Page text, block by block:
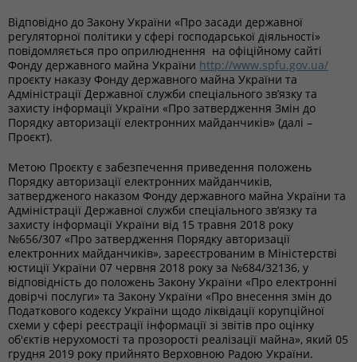
Відповідно до Закону України «Про засади державної
регуляторної політики у сфері господарської діяльності»
повідомляється про оприлюднення на офіційному сайті
Фонду державного майна України http://www.spfu.gov.ua/
проєкту наказу Фонду державного майна України та
Адміністрації Державної служби спеціального зв’язку та
захисту інформації України «Про затвердження Змін до
Порядку авторизації електронних майданчиків» (далі –
Проєкт).
Метою Проєкту є забезпечення приведення положень
Порядку авторизації електронних майданчиків,
затвердженого наказом Фонду державного майна України та
Адміністрації Державної служби спеціального зв’язку та
захисту інформації України від 15 травня 2018 року
№656/307 «Про затвердження Порядку авторизації
електронних майданчиків», зареєстрованим в Міністерстві
юстиції України 07 червня 2018 року за №684/32136, у
відповідність до положень Закону України «Про електронні
довірчі послуги» та Закону України «Про внесення змін до
Податкового кодексу України щодо ліквідації корупційної
схеми у сфері реєстрації інформації зі звітів про оцінку
об'єктів нерухомості та прозорості реалізації майна», який 05
грудня 2019 року прийнято Верховною Радою України.